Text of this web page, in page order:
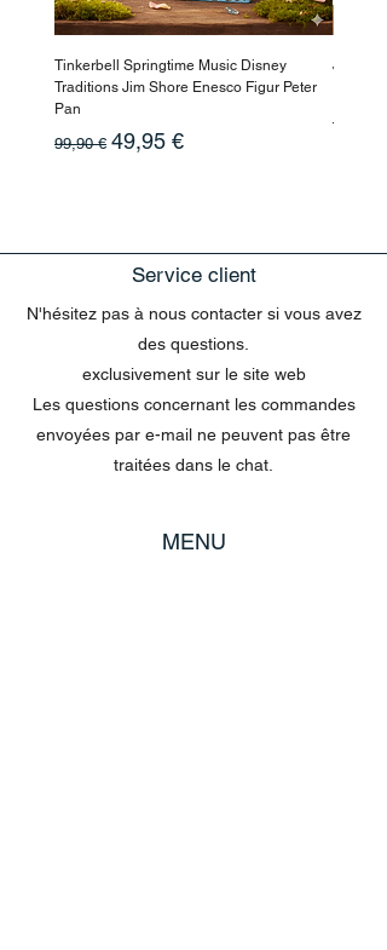
Tinkerbell Springtime Music Disney
Traditions Jim Shore Enesco Figur Peter
Pan
Prix original
99,90 € Prix promotionnel
49,95 €
Jasmin
Prix
199,90 €
Service client
N'hésitez pas à nous contacter si vous avez
des questions.
exclusivement sur le site web
Les questions concernant les commandes
envoyées par e-mail ne peuvent pas être
traitées dans le chat.
MENU